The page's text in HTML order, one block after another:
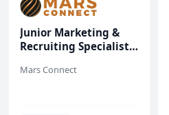
Junior Marketing &
Recruiting Specialist
Mars Connect